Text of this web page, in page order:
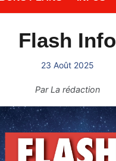
Flash Info
23 Août 2025
ParLa rédaction